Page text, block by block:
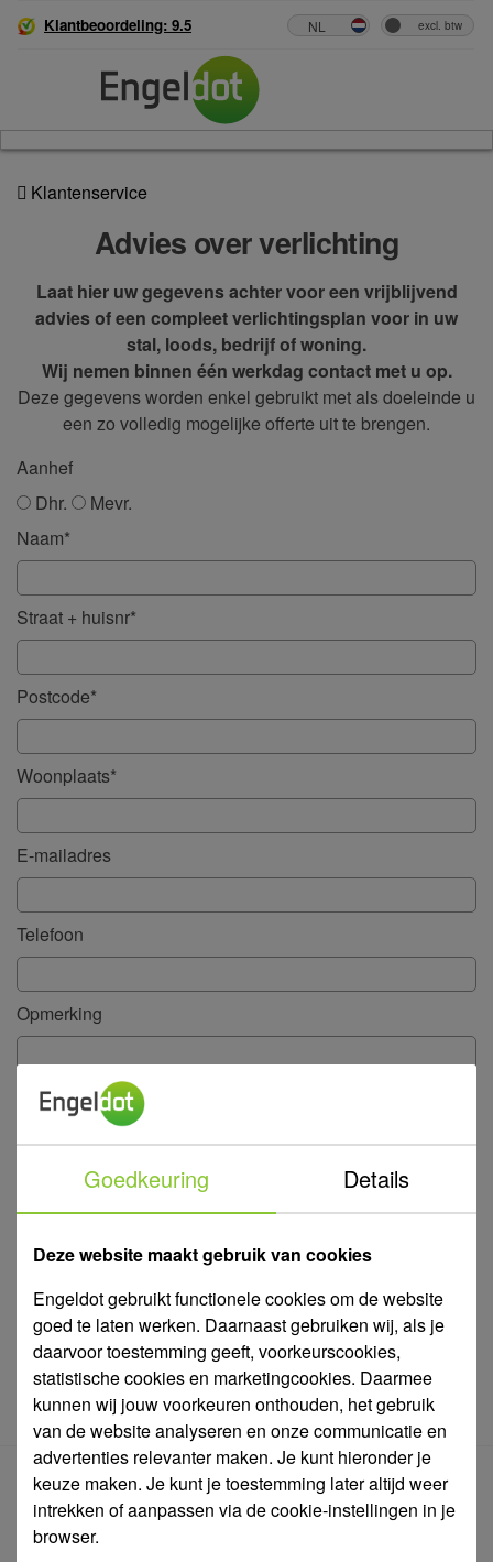
Klantbeoordeling: 9.5
Klantenservice
Advies over verlichting
Laat hier uw gegevens achter voor een vrijblijvend
advies of een compleet verlichtingsplan voor in uw
stal, loods, bedrijf of woning.
Wij nemen binnen één werkdag contact met u op.
Deze gegevens worden enkel gebruikt met als doeleinde u
een zo volledig mogelijke offerte uit te brengen.
Aanhef
Dhr.
Mevr.
Naam*
Straat + huisnr*
Postcode*
Woonplaats*
E-mailadres
Telefoon
Opmerking
Verzend
Op de hoogte blijven?
Meld je aan voor de nieuwsbrief en blijf op de hoogte van
acties, projecten en ontwikkelingen!
Goedkeuring Details
Deze website maakt gebruik van cookies
Engeldot gebruikt functionele cookies om de website
goed te laten werken. Daarnaast gebruiken wij, als je
daarvoor toestemming geeft, voorkeurscookies,
statistische cookies en marketingcookies. Daarmee
kunnen wij jouw voorkeuren onthouden, het gebruik
van de website analyseren en onze communicatie en
advertenties relevanter maken. Je kunt hieronder je
keuze maken. Je kunt je toestemming later altijd weer
intrekken of aanpassen via de cookie-instellingen in je
browser.